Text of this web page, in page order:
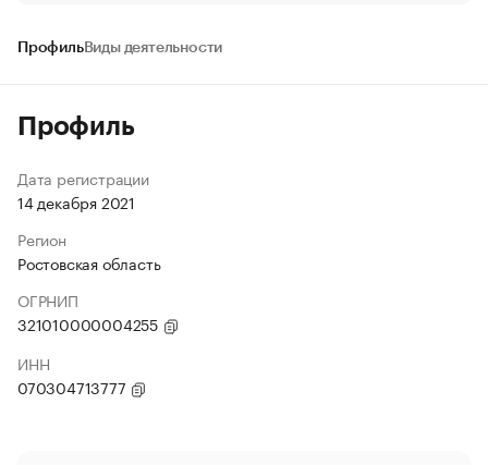
ПрофильВиды деятельности
Профиль
Дата регистрации
14 декабря 2021
Регион
Ростовская область
ОГРНИП
321010000004255
ИНН
070304713777